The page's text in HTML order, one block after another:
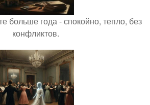
больше года - спокойно, тепло, без
конфликтов.